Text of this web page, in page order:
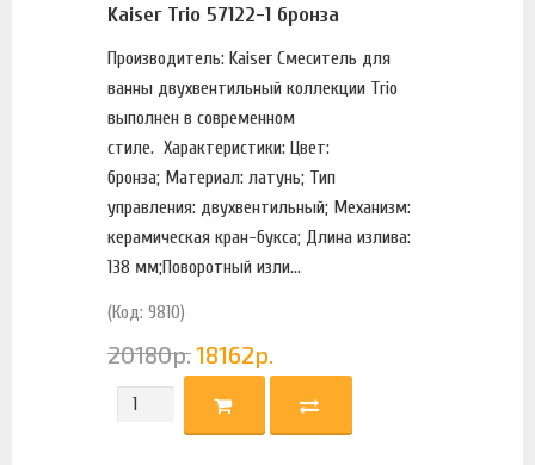
Kaiser Trio 57122-1 бронза
Производитель: Kaiser Смеситель для
ванны двухвентильный коллекции Trio
выполнен в современном
стиле. Характеристики: Цвет:
бронза; Материал: латунь; Тип
управления: двухвентильный; Механизм:
керамическая кран-букса; Длина излива:
138 мм;Поворотный изли...
(Код: 9810)
20180р.18162р.